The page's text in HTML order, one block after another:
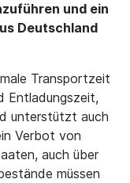
und ein
Deutschland
Transportzeit
Entladungszeit,
unterstützt auch
Verbot von
auch über
müssen